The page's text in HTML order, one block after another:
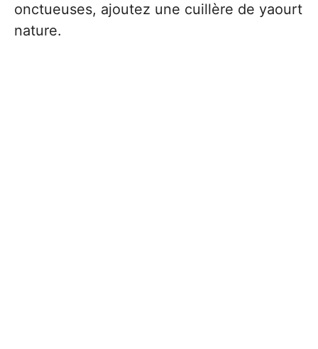
onctueuses, ajoutez une cuillère de yaourt
nature.